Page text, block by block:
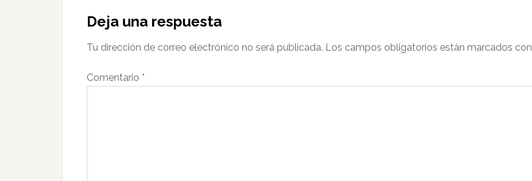
Deja una respuesta
Tu dirección de correo electrónico no será publicada. Los campos obligatorios están marcados con
Comentario *